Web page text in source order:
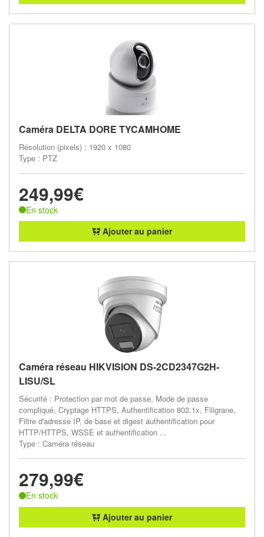
Caméra DELTA DORE TYCAMHOME
Résolution (pixels) : 1920 x 1080
Type : PTZ
249,99€
En stock
Ajouter au panier
Caméra réseau HIKVISION DS-2CD2347G2H-
LISU/SL
Sécurité : Protection par mot de passe, Mode de passe
compliqué, Cryptage HTTPS, Authentification 802.1x, Filigrane,
Filtre d'adresse IP, de base et digest authentification pour
HTTP/HTTPS, WSSE et authentification ...
Type : Caméra réseau
279,99€
En stock
Ajouter au panier